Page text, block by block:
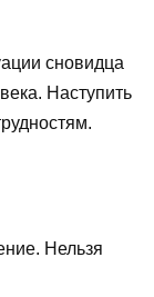
сновидца
Наступить
Нельзя